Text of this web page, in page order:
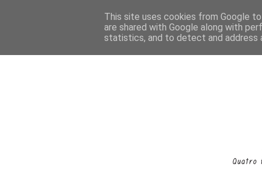
This site uses cookies from Google
are shared with Google along with
statistics, and to detect and address